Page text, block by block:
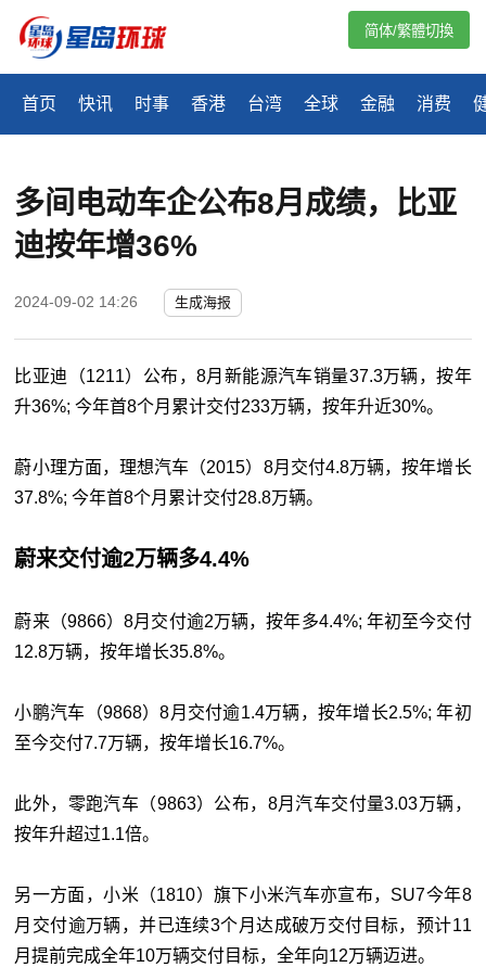
首页 快讯 时事 香港 台湾 全球 金融 消费
简体/繁體切換
多间电动车企公布8月成绩，比亚
迪按年增36%
2024-09-02 14:26 生成海报
比亚迪（1211）公布，8月新能源汽车销量37.3万辆，按年
升36%; 今年首8个月累计交付233万辆，按年升近30%。
蔚小理方面，理想汽车（2015）8月交付4.8万辆，按年增长
37.8%; 今年首8个月累计交付28.8万辆。
蔚来交付逾2万辆多4.4%
蔚来（9866）8月交付逾2万辆，按年多4.4%; 年初至今交付
12.8万辆，按年增长35.8%。
小鹏汽车（9868）8月交付逾1.4万辆，按年增长2.5%; 年初
至今交付7.7万辆，按年增长16.7%。
此外，零跑汽车（9863）公布，8月汽车交付量3.03万辆，
按年升超过1.1倍。
另一方面，小米（1810）旗下小米汽车亦宣布，SU7今年8
月交付逾万辆，并已连续3个月达成破万交付目标，预计11
月提前完成全年10万辆交付目标，全年向12万辆迈进。